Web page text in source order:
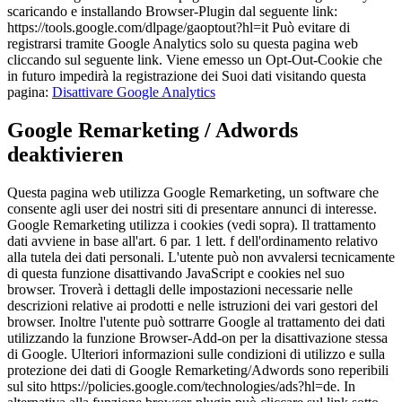
scaricando e installando Browser-Plugin dal seguente link:
https://tools.google.com/dlpage/gaoptout?hl=it Può evitare di
registrarsi tramite Google Analytics solo su questa pagina web
cliccando sul seguente link. Viene emesso un Opt-Out-Cookie che
in futuro impedirà la registrazione dei Suoi dati visitando questa
pagina: Disattivare Google Analytics
Google Remarketing / Adwords
deaktivieren
Questa pagina web utilizza Google Remarketing, un software che
consente agli user dei nostri siti di presentare annunci di interesse.
Google Remarketing utilizza i cookies (vedi sopra). Il trattamento
dati avviene in base all'art. 6 par. 1 lett. f dell'ordinamento relativo
alla tutela dei dati personali. L'utente può non avvalersi tecnicamente
di questa funzione disattivando JavaScript e cookies nel suo
browser. Troverà i dettagli delle impostazioni necessarie nelle
descrizioni relative ai prodotti e nelle istruzioni dei vari gestori del
browser. Inoltre l'utente può sottrarre Google al trattamento dei dati
utilizzando la funzione Browser-Add-on per la disattivazione stessa
di Google. Ulteriori informazioni sulle condizioni di utilizzo e sulla
protezione dei dati di Google Remarketing/Adwords sono reperibili
sul sito https://policies.google.com/technologies/ads?hl=de. In